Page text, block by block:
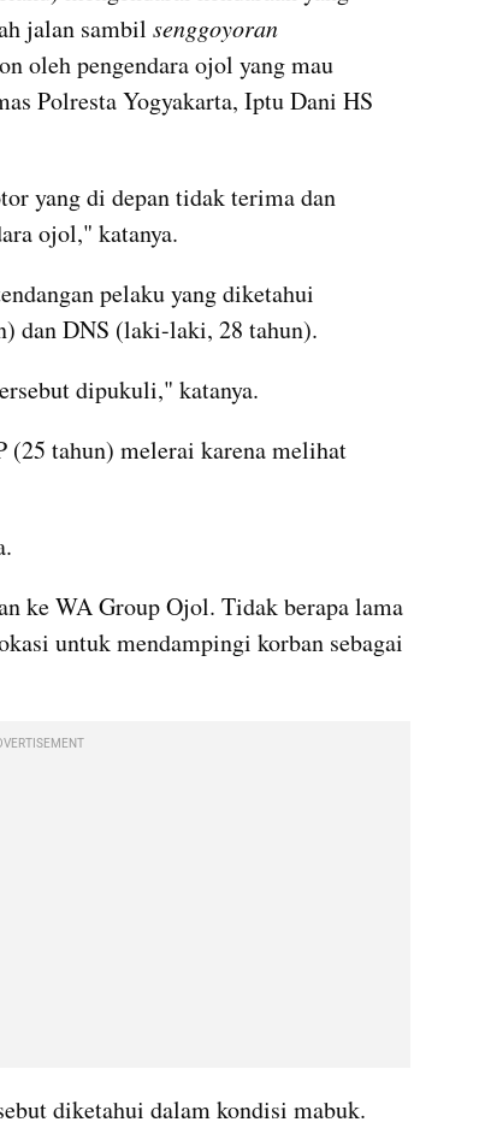
jalan sambil senggoyoran
oleh pengendara ojol yang mau
Polresta Yogyakarta, Iptu Dani HS
yang di depan tidak terima dan
ojol," katanya.
pelaku yang diketahui
dan DNS (laki-laki, 28 tahun).
dipukuli," katanya.
(25 tahun) melerai karena melihat
ke WA Group Ojol. Tidak berapa lama
untuk mendampingi korban sebagai
diketahui dalam kondisi mabuk.